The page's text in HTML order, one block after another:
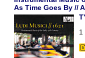
As Time Goes By //
1